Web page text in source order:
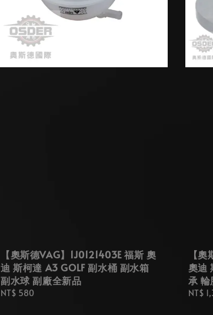
【奧斯德VAG】1J0121403E 福斯 奧
迪 斯柯達 A3 GOLF 副水桶 副水箱
副水球 副廠全新品
Regular
NT$ 580
【
奧迪
承 輪
NT$